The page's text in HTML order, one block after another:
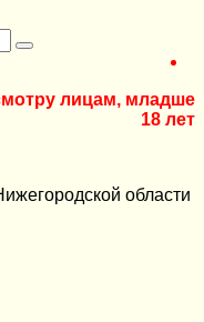
лицам, младше
18 лет
области